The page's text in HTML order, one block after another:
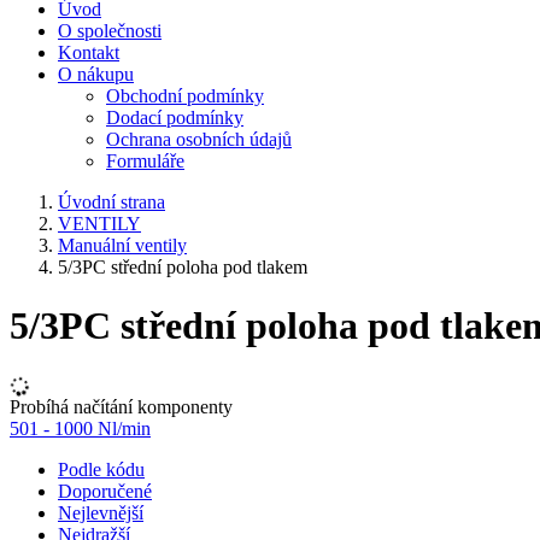
Úvod
O společnosti
Kontakt
O nákupu
Obchodní podmínky
Dodací podmínky
Ochrana osobních údajů
Formuláře
Úvodní strana
VENTILY
Manuální ventily
5/3PC střední poloha pod tlakem
5/3PC střední poloha pod
Probíhá načítání komponenty
501 - 1000 Nl/min
Podle kódu
Doporučené
Nejlevnější
Nejdražší